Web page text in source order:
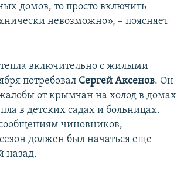
домов, то просто включить
невозможно», – поясняет
включительно с жилыми
потребовал Сергей Аксенов. Он
от крымчан на холод в домах
в детских садах и больницах.
чиновников,
должен был начаться еще
назад.